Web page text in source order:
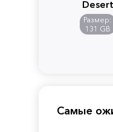
Desert
Размер:
131 GB
Самые